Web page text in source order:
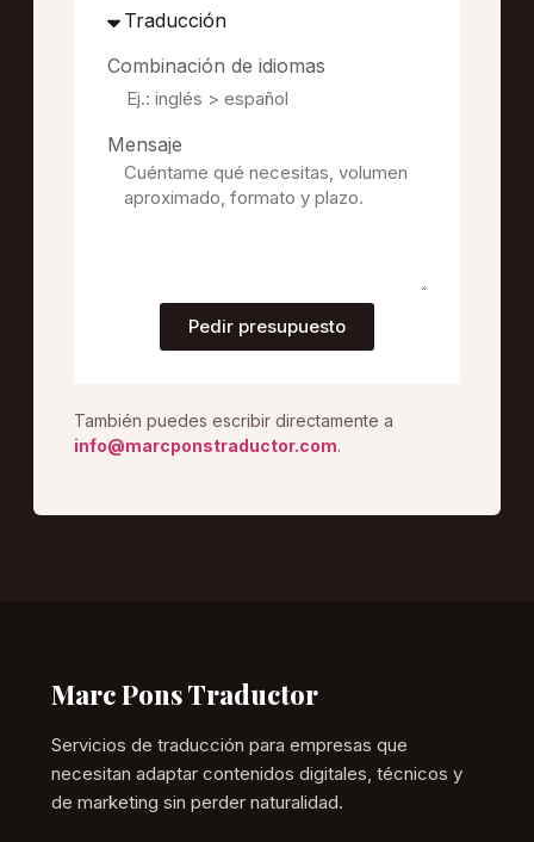
Combinación de idiomas
Mensaje
Pedir presupuesto
También puedes escribir directamente a
info@marcponstraductor.com.
Marc Pons Traductor
Servicios de traducción para empresas que
necesitan adaptar contenidos digitales, técnicos y
de marketing sin perder naturalidad.